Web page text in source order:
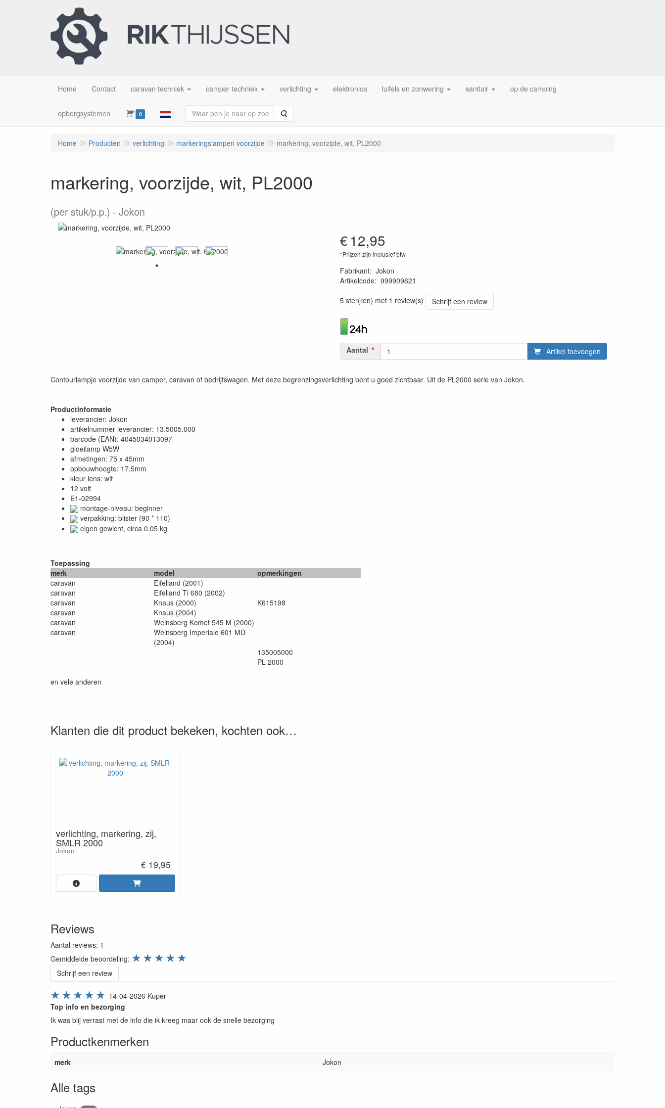
Home Contact caravan techniek camper techniek verlichting elektronica luifels en zonwering sanitair op de camping
opbergsystemen 0 Zoeken
Home Producten verlichting markeringslampen voorzijde markering, voorzijde, wit, PL2000
markering, voorzijde, wit, PL2000
(per stuk/p.p.) Jokon
€12,95
*Prijzen zijn inclusief btw
Fabrikant: Jokon
Artikelcode: 999909621
5 ster(ren) met 1 review(s)
Schrijf een review
Aantal Artikel toevoegen
Contourlampje voorzijde van camper, caravan of bedrijfswagen. Met deze begrenzingsverlichting bent u goed zichtbaar. Uit de PL2000 serie van Jokon.
Productinformatie
leverancier: Jokon
artikelnummer leverancier: 13.5005.000
barcode (EAN): 4045034013097
gloeilamp W5W
afmetingen: 75 x 45mm
opbouwhoogte: 17,5mm
kleur lens: wit
12 volt
E1-02994
montage-niveau: beginner
verpakking: blister (90 * 110)
eigen gewicht, circa 0,05 kg
Toepassing
merk
model
opmerkingen
caravan
Eifelland (2001)
caravan
Eifelland Ti 680 (2002)
caravan
Knaus (2000)
K615198
caravan
Knaus (2004)
caravan
Weinsberg Komet 545 M (2000)
caravan
Weinsberg Imperiale 601 MD
(2004)
135005000
PL 2000
en vele anderen
Klanten die dit product bekeken, kochten ook…
verlichting, markering, zij,
SMLR 2000
Jokon
€ 19,95
Reviews
Aantal reviews: 1
Gemiddelde beoordeling: review.stars ☆
☆
☆
☆
☆
Schrijf een review
☆
☆
☆
☆
☆ 14-04-2026 Kuper
Top info en bezorging
Ik was blij verrast met de info die ik kreeg maar ook de snelle bezorging
Productkenmerken
merk Jokon
Alle tags